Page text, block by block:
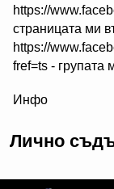
https://
страницата ми
https://
fref=ts - групата
https://
https://
Инфо
Лично